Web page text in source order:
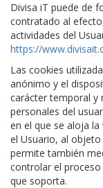
Divisa iT puede de
contratado al
actividades del
https://
Las cookies
anónimo y el
carácter temporal y
personales del
en el que se aloja
el Usuario, al
permite también
controlar el
que soporta.